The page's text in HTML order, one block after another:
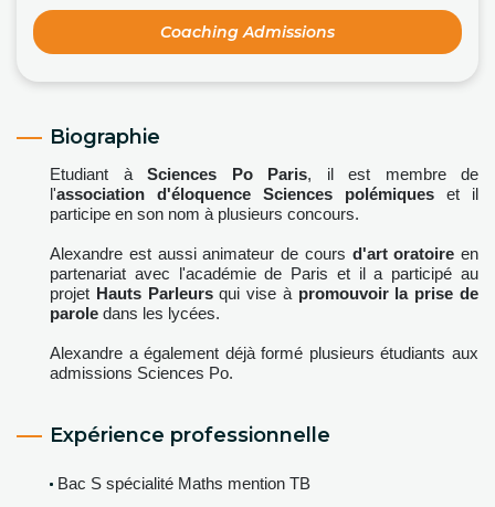
Coaching Admissions
Biographie
Etudiant à Sciences Po Paris, il est membre de
l'association d'éloquence Sciences polémiques et il
participe en son nom à plusieurs concours.
Alexandre est aussi animateur de cours d'art oratoire en
partenariat avec l'académie de Paris et il a participé au
projet Hauts Parleursqui vise à promouvoir la prise de
parole dans les lycées.
Alexandre a également déjà formé plusieurs étudiants aux
admissions Sciences Po.
Expérience professionnelle
Bac S spécialité Maths mention TB